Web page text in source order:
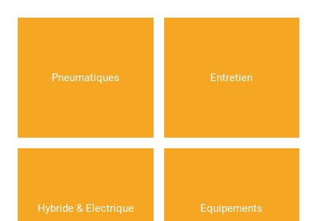
Pneumatiques Entretien
Hybride & Electrique Equipements